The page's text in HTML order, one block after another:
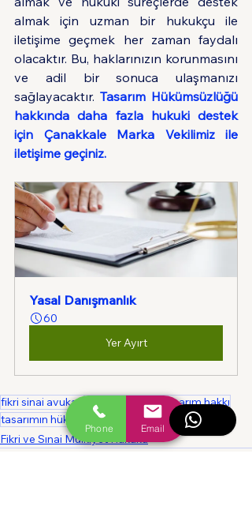
almak için uzman bir hukukçu ile
iletişime geçmek her zaman faydalı
olacaktır. Bu, haklarınızın korunmasını
ve adil bir sonuca ulaşmanızı
sağlayacaktır. Tasarım Hükümsüzlüğü
hakkında daha fazla hukuki destek
için Çanakkale Marka Vekilimiz ile
iletişime geçiniz.
Yasal Danışmanlık
60
Yer Ayırt
fikri sinai avukatı fikri sinai haklar
tasarım hakkı
tasarımın hükümsüzlüğü
Fikri ve Sınai Mülkiyet Hukuku
Phone Email